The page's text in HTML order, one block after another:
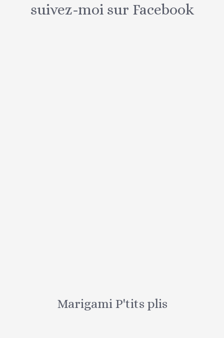
suivez-moi sur Facebook
Marigami P'tits plis